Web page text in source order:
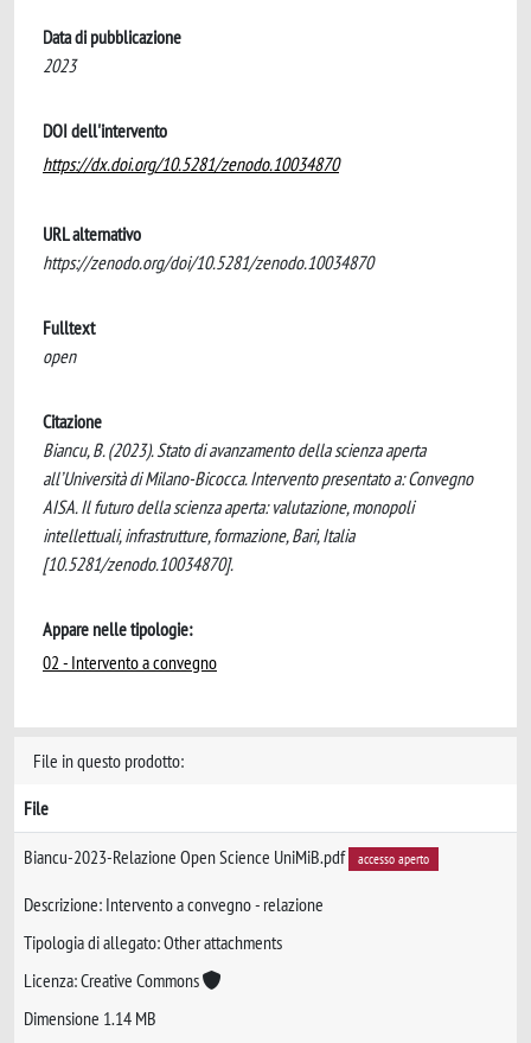
Data di pubblicazione
2023
DOI dell'intervento
https://dx.doi.org/10.5281/zenodo.10034870
URL alternativo
https://zenodo.org/doi/10.5281/zenodo.10034870
Fulltext
open
Citazione
Biancu, B. (2023). Stato di avanzamento della scienza aperta
all’Università di Milano-Bicocca. Intervento presentato a: Convegno
AISA. Il futuro della scienza aperta: valutazione, monopoli
intellettuali, infrastrutture, formazione, Bari, Italia
[10.5281/zenodo.10034870].
Appare nelle tipologie:
02 - Intervento a convegno
File in questo prodotto:
File
Biancu-2023-Relazione Open Science UniMiB.pdf accesso aperto
Descrizione: Intervento a convegno - relazione
Tipologia di allegato: Other attachments
Licenza: Creative Commons
Dimensione 1.14 MB